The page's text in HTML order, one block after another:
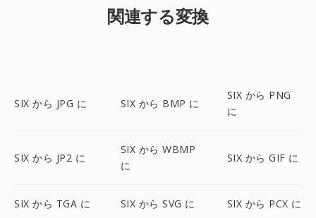
関連する変換
SIX から JPG に SIX から BMP に
SIX から PNG
に
SIX から JP2 に
SIX から WBMP
に
SIX から GIF に
SIX から TGA に SIX から SVG に SIX から PCX に